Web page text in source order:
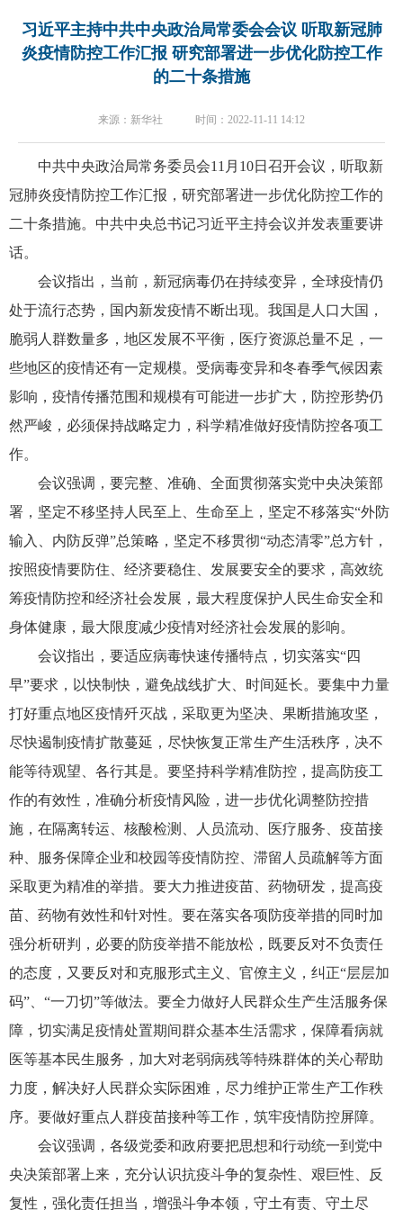
习近平主持中共中央政治局常委会会议 听取新冠肺
炎疫情防控工作汇报 研究部署进一步优化防控工作
的二十条措施
来源：新华社 时间：2022-11-11 14:12
中共中央政治局常务委员会11月10日召开会议，听取新
冠肺炎疫情防控工作汇报，研究部署进一步优化防控工作的
二十条措施。中共中央总书记习近平主持会议并发表重要讲
话。
会议指出，当前，新冠病毒仍在持续变异，全球疫情仍
处于流行态势，国内新发疫情不断出现。我国是人口大国，
脆弱人群数量多，地区发展不平衡，医疗资源总量不足，一
些地区的疫情还有一定规模。受病毒变异和冬春季气候因素
影响，疫情传播范围和规模有可能进一步扩大，防控形势仍
然严峻，必须保持战略定力，科学精准做好疫情防控各项工
作。
会议强调，要完整、准确、全面贯彻落实党中央决策部
署，坚定不移坚持人民至上、生命至上，坚定不移落实“外防
输入、内防反弹”总策略，坚定不移贯彻“动态清零”总方针，
按照疫情要防住、经济要稳住、发展要安全的要求，高效统
筹疫情防控和经济社会发展，最大程度保护人民生命安全和
身体健康，最大限度减少疫情对经济社会发展的影响。
会议指出，要适应病毒快速传播特点，切实落实“四
早”要求，以快制快，避免战线扩大、时间延长。要集中力量
打好重点地区疫情歼灭战，采取更为坚决、果断措施攻坚，
尽快遏制疫情扩散蔓延，尽快恢复正常生产生活秩序，决不
能等待观望、各行其是。要坚持科学精准防控，提高防疫工
作的有效性，准确分析疫情风险，进一步优化调整防控措
施，在隔离转运、核酸检测、人员流动、医疗服务、疫苗接
种、服务保障企业和校园等疫情防控、滞留人员疏解等方面
采取更为精准的举措。要大力推进疫苗、药物研发，提高疫
苗、药物有效性和针对性。要在落实各项防疫举措的同时加
强分析研判，必要的防疫举措不能放松，既要反对不负责任
的态度，又要反对和克服形式主义、官僚主义，纠正“层层加
码”、“一刀切”等做法。要全力做好人民群众生产生活服务保
障，切实满足疫情处置期间群众基本生活需求，保障看病就
医等基本民生服务，加大对老弱病残等特殊群体的关心帮助
力度，解决好人民群众实际困难，尽力维护正常生产工作秩
序。要做好重点人群疫苗接种等工作，筑牢疫情防控屏障。
会议强调，各级党委和政府要把思想和行动统一到党中
央决策部署上来，充分认识抗疫斗争的复杂性、艰巨性、反
复性，强化责任担当，增强斗争本领，守土有责、守土尽